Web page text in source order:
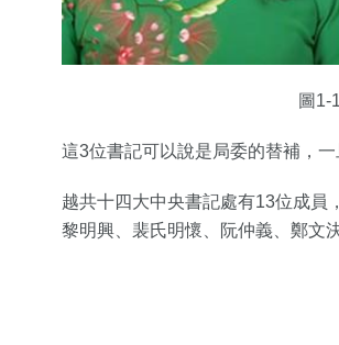
圖1-
這3位書記可以說是局委的替補，
越共十四大中央書記處有13位成員
黎明興、裴氏明懷、阮仲義、鄭文